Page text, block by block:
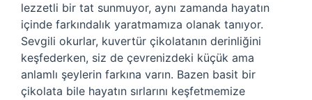
lezzetli bir tat sunmuyor, aynı zamanda hayatın
içinde farkındalık yaratmamıza olanak tanıyor.
Sevgili okurlar, kuvertür çikolatanın derinliğini
keşfederken, siz de çevrenizdeki küçük ama
anlamlı şeylerin farkına varın. Bazen basit bir
çikolata bile hayatın sırlarını keşfetmemize